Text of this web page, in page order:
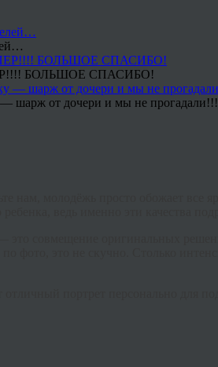
БОЛЬШОЕ СПАСИБО!
— шарж от дочери и мы не прогадали!!!